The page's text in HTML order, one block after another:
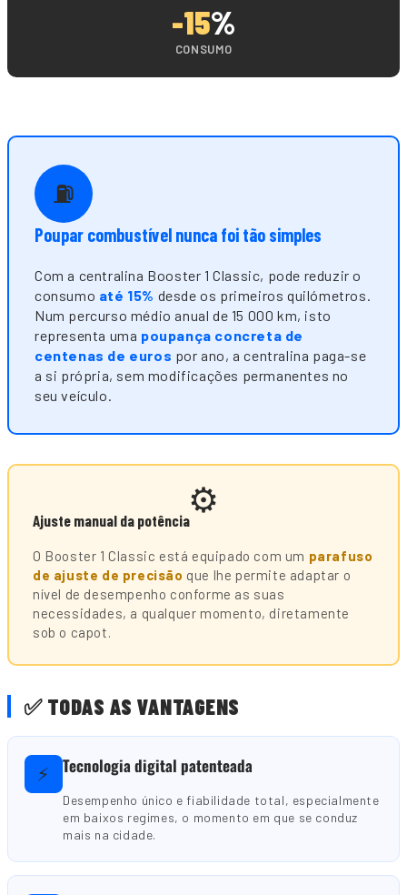
-15%
CONSUMO
⛽
Poupar combustível nunca foi tão simples
Com a centralina Booster 1 Classic, pode reduzir o
consumo até 15% desde os primeiros quilómetros.
Num percurso médio anual de 15 000 km, isto
representa uma poupança concreta de
centenas de euros por ano, a centralina paga-se
a si própria, sem modificações permanentes no
seu veículo.
⚙️
Ajuste manual da potência
O Booster 1 Classic está equipado com um parafuso
de ajuste de precisão que lhe permite adaptar o
nível de desempenho conforme as suas
necessidades, a qualquer momento, diretamente
sob o capot.
✅ TODAS AS VANTAGENS
⚡ Tecnologia digital patenteada
Desempenho único e fiabilidade total, especialmente
em baixos regimes, o momento em que se conduz
mais na cidade.